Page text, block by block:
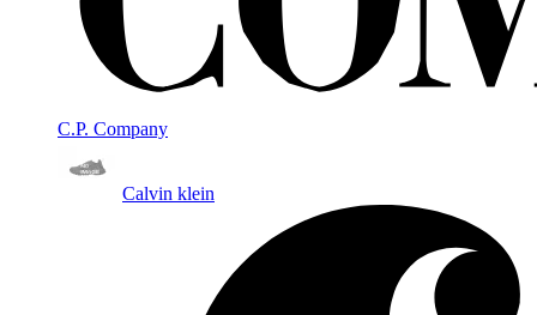
C.P. Company
Calvin klein